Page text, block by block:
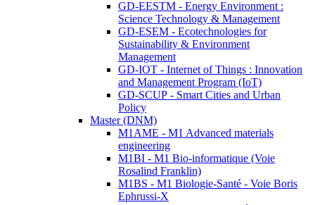
GD-EESTM - Energy Environment :
Science Technology & Management
GD-ESEM - Ecotechnologies for
Sustainability & Environment
Management
GD-IOT - Internet of Things : Innovation
and Management Program (IoT)
GD-SCUP - Smart Cities and Urban
Policy
Master (DNM)
M1AME - M1 Advanced materials
engineering
M1BI - M1 Bio-informatique (Voie
Rosalind Franklin)
M1BS - M1 Biologie-Santé - Voie Boris
Ephrussi-X